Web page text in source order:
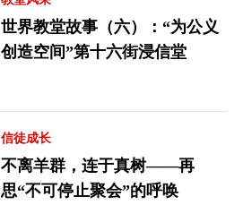
世界教堂故事（六）：“为公义
创造空间”第十六街浸信堂
信徒成长
不离羊群，连于真树——再
思“不可停止聚会”的呼唤